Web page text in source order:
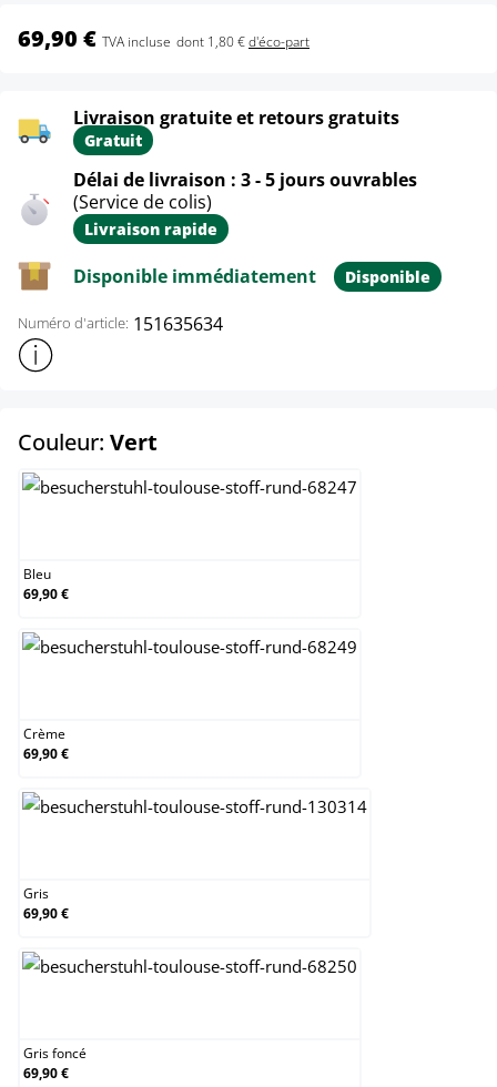
69,90 € TVA incluse dont 1,80 €d'éco-part
Livraison gratuite et retours gratuits
Gratuit
Délai de livraison : 3 - 5 jours ouvrables
(Service de colis)
Livraison rapide
Disponible immédiatement Disponible
Numéro d'article: 151635634
Afficher plus d'informations sur le produit
Couleur: Vert
Bleu
69,90 €
Crème
69,90 €
Gris
69,90 €
Gris foncé
69,90 €